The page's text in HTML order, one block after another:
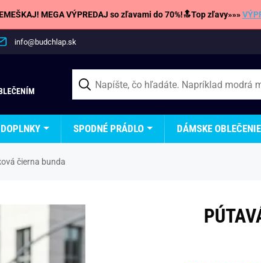
MEGA VÝPREDAJ so zľavami do 70%!🔝Top zľavy»»»
info@budchlap.sk
SPODNÉ PRÁDLO DÁMSKE OBLEČENIE
čierna bunda